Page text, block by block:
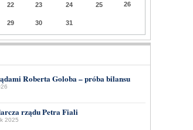
22 23 24 25 26
29 30 31
Roberta Goloba – próba bilansu
rządu Petra Fiali
2025